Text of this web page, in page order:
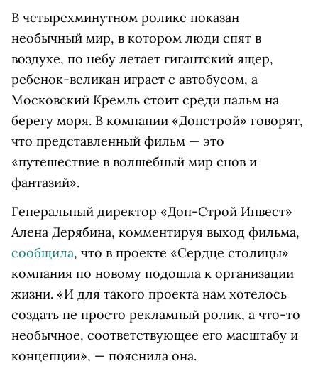
В четырехминутном ролике показан
необычный мир, в котором люди спят в
воздухе, по небу летает гигантский ящер,
ребенок-великан играет с автобусом, а
Московский Кремль стоит среди пальм на
берегу моря. В компании «Донстрой» говорят,
что представленный фильм — это
«путешествие в волшебный мир снов и
фантазий».
Генеральный директор «Дон-Строй Инвест»
Алена Дерябина, комментируя выход фильма,
сообщила, что в проекте «Сердце столицы»
компания по новому подошла к организации
жизни. «И для такого проекта нам хотелось
создать не просто рекламный ролик, а что-то
необычное, соответствующее его масштабу и
концепции», — пояснила она.